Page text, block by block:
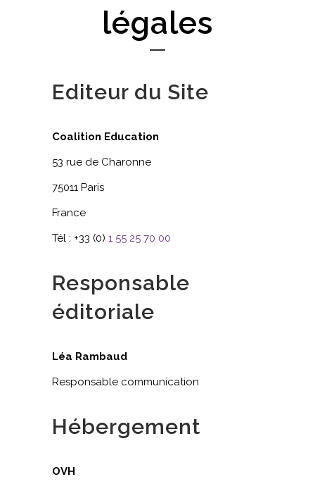
légales
Editeur du Site
Coalition Education
53 rue de Charonne
75011 Paris
France
Tél : +33 (0) 1 55 25 70 00
Responsable
éditoriale
Léa Rambaud
Responsable communication
Hébergement
OVH